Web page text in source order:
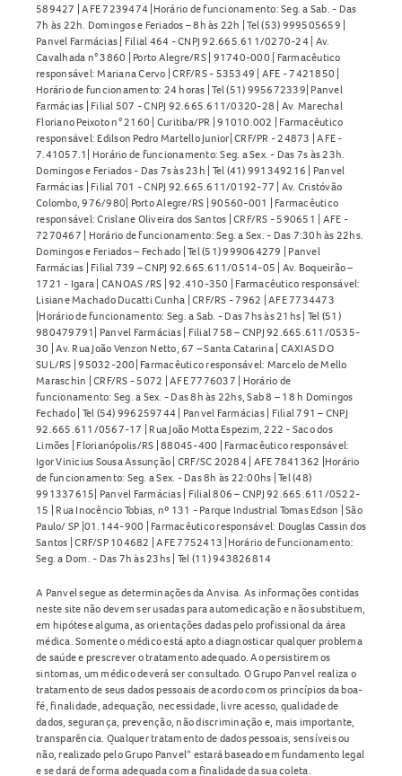
589427 | AFE 7239474 |Horário de funcionamento: Seg. a Sab. - Das
7h às 22h. Domingos e Feriados – 8h às 22h | Tel (53) 999505659 |
Panvel Farmácias | Filial 464 - CNPJ 92.665.611/0270-24 | Av.
Cavalhada n° 3860 | Porto Alegre/RS | 91740-000 | Farmacêutico
responsável: Mariana Cervo | CRF/RS - 535349 | AFE - 7421850 |
Horário de funcionamento: 24 horas | Tel (51) 995672339| Panvel
Farmácias | Filial 507 - CNPJ 92.665.611/0320-28 | Av. Marechal
Floriano Peixoto n° 2160 | Curitiba/PR | 91010.002 | Farmacêutico
responsável: Edilson Pedro Martello Junior| CRF/PR - 24873 | AFE -
7.41057.1| Horário de funcionamento: Seg. a Sex. - Das 7s às 23h.
Domingos e Feriados - Das 7s às 23h | Tel (41) 991349216 | Panvel
Farmácias | Filial 701 - CNPJ 92.665.611/0192-77 | Av. Cristóvão
Colombo, 976/980| Porto Alegre/RS | 90560-001 | Farmacêutico
responsável: Crislane Oliveira dos Santos | CRF/RS - 590651 | AFE -
7270467 | Horário de funcionamento: Seg. a Sex. - Das 7:30h às 22hs.
Domingos e Feriados – Fechado | Tel (51) 999064279 | Panvel
Farmácias | Filial 739 – CNPJ 92.665.611/0514-05 | Av. Boqueirão –
1721 - Igara | CANOAS /RS | 92.410-350 | Farmacêutico responsável:
Lisiane Machado Ducatti Cunha | CRF/RS - 7962 | AFE 7734473
|Horário de funcionamento: Seg. a Sab. - Das 7hs às 21hs | Tel (51)
980479791| Panvel Farmácias | Filial 758 – CNPJ 92.665.611/0535-
30 | Av. Rua João Venzon Netto, 67 – Santa Catarina | CAXIAS DO
SUL/RS | 95032-200| Farmacêutico responsável: Marcelo de Mello
Maraschin | CRF/RS - 5072 | AFE 7776037 | Horário de
funcionamento: Seg. a Sex. - Das 8h às 22hs, Sab 8 – 18 h Domingos
Fechado | Tel (54) 996259744 | Panvel Farmácias | Filial 791 – CNPJ
92.665.611/0567-17 | Rua João Motta Espezim, 222 - Saco dos
Limões | Florianópolis/RS | 88045-400 | Farmacêutico responsável:
Igor Vinicius Sousa Assunção | CRF/SC 20284 | AFE 7841362 |Horário
de funcionamento: Seg. a Sex. - Das 8h às 22:00hs | Tel (48)
991337615| Panvel Farmácias | Filial 806 – CNPJ 92.665.611/0522-
15 | Rua Inocêncio Tobias, nº 131 - Parque Industrial Tomas Edson | São
Paulo/ SP |01.144-900 | Farmacêutico responsável: Douglas Cassin dos
Santos | CRF/SP 104682 | AFE 7752413 |Horário de funcionamento:
Seg. a Dom. - Das 7h às 23hs | Tel (11) 943826814
A Panvel segue as determinações da Anvisa. As informações contidas
neste site não devem ser usadas para automedicação e não substituem,
em hipótese alguma, as orientações dadas pelo profissional da área
médica. Somente o médico está apto a diagnosticar qualquer problema
de saúde e prescrever o tratamento adequado. Ao persistirem os
sintomas, um médico deverá ser consultado. O Grupo Panvel realiza o
tratamento de seus dados pessoais de acordo com os princípios da boa-
fé, finalidade, adequação, necessidade, livre acesso, qualidade de
dados, segurança, prevenção, não discriminação e, mais importante,
transparência. Qualquer tratamento de dados pessoais, sensíveis ou
não, realizado pelo Grupo Panvel* estará baseado em fundamento legal
e se dará de forma adequada com a finalidade da sua coleta.